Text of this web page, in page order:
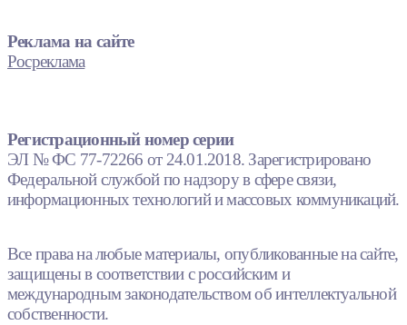
Реклама на сайте
Росреклама
Регистрационный номер серии
ЭЛ № ФС 77-72266 от 24.01.2018. Зарегистрировано
Федеральной службой по надзору в сфере связи,
информационных технологий и массовых коммуникаций.
Все права на любые материалы, опубликованные на сайте,
защищены в соответствии с российским и
международным законодательством об интеллектуальной
собственности.